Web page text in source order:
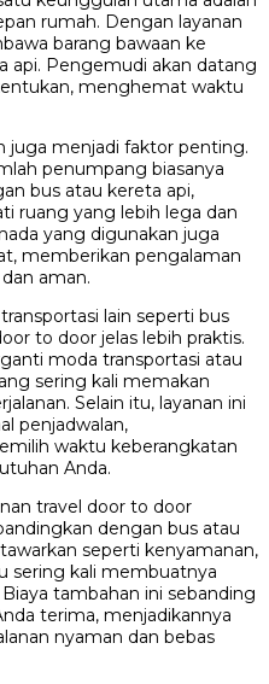
rumah. Dengan layanan
barang bawaan ke
api. Pengemudi akan datang
menghemat waktu
juga menjadi faktor penting.
penumpang biasanya
bus atau kereta api,
ruang yang lebih lega dan
yang digunakan juga
memberikan pengalaman
aman.
lain seperti bus
to door jelas lebih praktis.
moda transportasi atau
sering kali memakan
Selain itu, layanan ini
penjadwalan,
waktu keberangkatan
Anda.
travel door to door
dengan bus atau
seperti kenyamanan,
sering kali membuatnya
tambahan ini sebanding
terima, menjadikannya
nyaman dan bebas